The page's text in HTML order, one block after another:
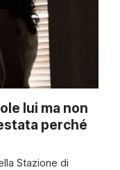
lui ma non
perché
Stazione di